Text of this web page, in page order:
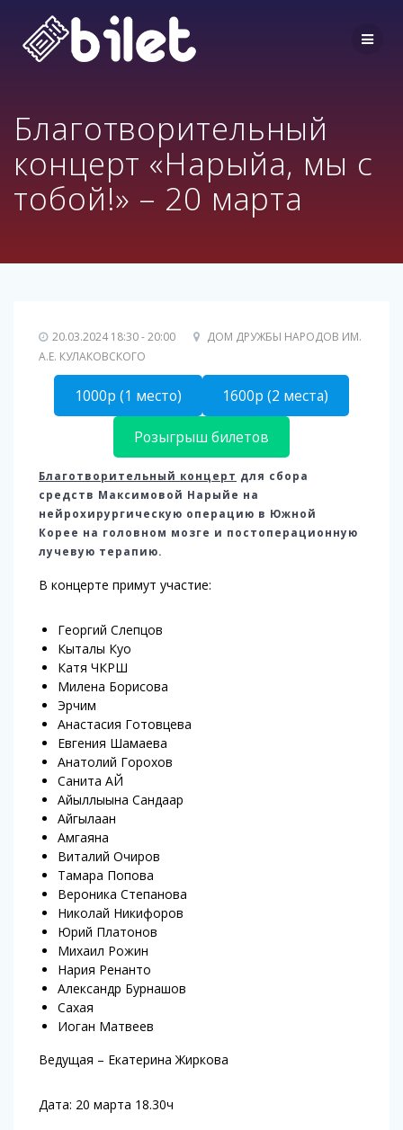
контенту
Благотворительный
концерт «Нарыйа, мы с
тобой!» – 20 марта
20.03.2024 18:30 - 20:00
ДОМ ДРУЖБЫ НАРОДОВ ИМ.
А.Е. КУЛАКОВСКОГО
1000р (1 место) 1600р (2 места)
Розыгрыш билетов
Благотворительный концерт для сбора
средств Максимовой Нарыйе на
нейрохирургическую операцию в Южной
Корее на головном мозге и постоперационную
лучевую терапию.
В концерте примут участие:
Георгий Слепцов
Кыталы Куо
Катя ЧКРШ
Милена Борисова
Эрчим
Анастасия Готовцева
Евгения Шамаева
Анатолий Горохов
Санита АЙ
Айыллыына Сандаар
Айгылаан
Амгаяна
Виталий Очиров
Тамара Попова
Вероника Степанова
Николай Никифоров
Юрий Платонов
Михаил Рожин
Нария Ренанто
Александр Бурнашов
Сахая
Иоган Матвеев
Ведущая – Екатерина Жиркова
Дата: 20 марта 18.30ч